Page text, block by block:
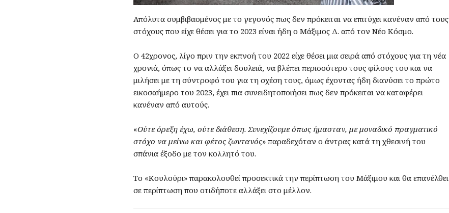
Απόλυτα συμβιβασμένος με το γεγονός πως δεν πρόκειται να επιτύχει κανέναν από τους
στόχους που είχε θέσει για το 2023 είναι ήδη ο Μάξιμος Δ. από τον Νέο Κόσμο.
Ο 42χρονος, λίγο πριν την εκπνοή του 2022 είχε θέσει μια σειρά από στόχους για τη νέα
χρονιά, όπως το να αλλάξει δουλειά, να βλέπει περισσότερο τους φίλους του και να
μιλήσει με τη σύντροφό του για τη σχέση τους, όμως έχοντας ήδη διανύσει το πρώτο
εικοσαήμερο του 2023, έχει πια συνειδητοποιήσει πως δεν πρόκειται να καταφέρει
κανέναν από αυτούς.
«Ούτε όρεξη έχω, ούτε διάθεση. Συνεχίζουμε όπως ήμασταν, με μοναδικό πραγματικό
στόχο να μείνω και φέτος ζωντανός» παραδεχόταν ο άντρας κατά τη χθεσινή του
σπάνια έξοδο με τον κολλητό του.
Το «Κουλούρι» παρακολουθεί προσεκτικά την περίπτωση του Μάξιμου και θα επανέλθει
σε περίπτωση που οτιδήποτε αλλάξει στο μέλλον.